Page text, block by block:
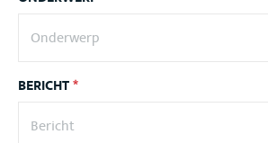
BERICHT*